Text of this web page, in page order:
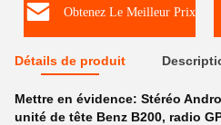
Obtenez Le Meilleur Prix
Détails de produit
Mettre en évidence: Stéréo
unité de tête Benz B200, radio